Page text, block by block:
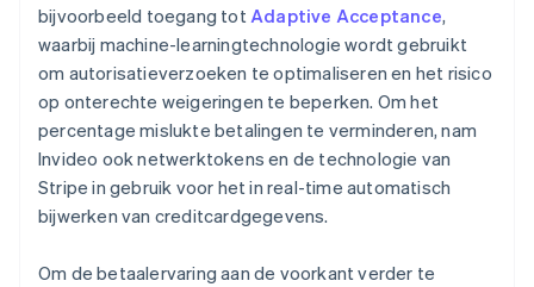
bijvoorbeeld toegang tot Adaptive Acceptance,
waarbij machine-learningtechnologie wordt gebruikt
om autorisatieverzoeken te optimaliseren en het risico
op onterechte weigeringen te beperken. Om het
percentage mislukte betalingen te verminderen, nam
Invideo ook netwerktokens en de technologie van
Stripe in gebruik voor het in real-time automatisch
bijwerken van creditcardgegevens.
Om de betaalervaring aan de voorkant verder te